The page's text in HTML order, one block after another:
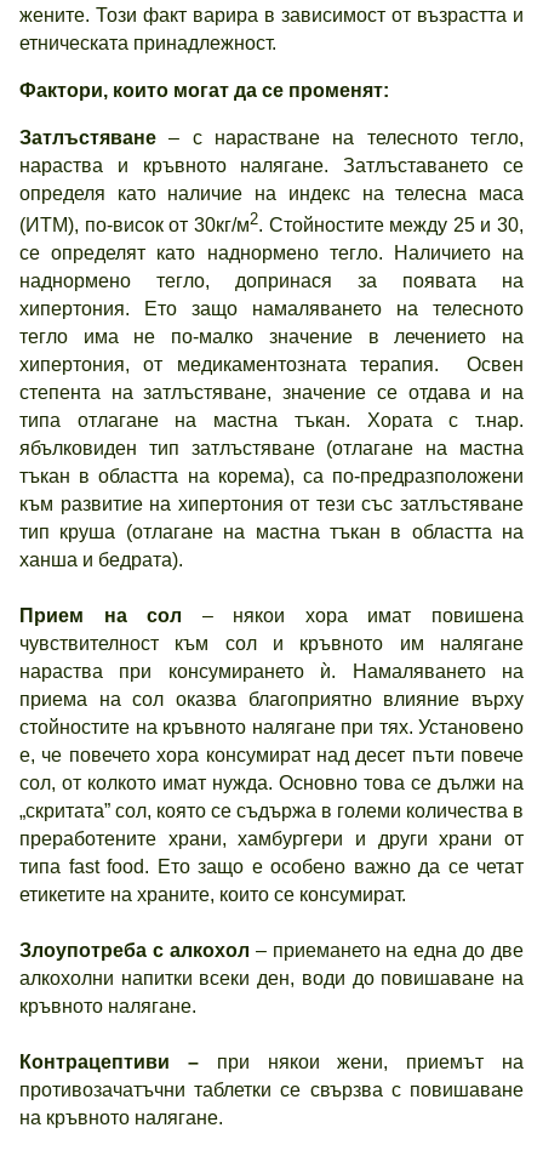
жените. Този факт варира в зависимост от възрастта и
етническата принадлежност.
Фактори, които могат да се променят:
Затлъстяване– с нарастване на телесното тегло,
нараства и кръвното налягане. Затлъставането се
определя като наличие на индекс на телесна маса
(ИТМ), по-висок от 30кг/м2. Стойностите между 25 и 30,
се определят като наднормено тегло. Наличието на
наднормено тегло, допринася за появата на
хипертония. Ето защо намаляването на телесното
тегло има не по-малко значение в лечението на
хипертония, от медикаментозната терапия. Освен
степента на затлъстяване, значение се отдава и на
типа отлагане на мастна тъкан. Хората с т.нар.
ябълковиден тип затлъстяване (отлагане на мастна
тъкан в областта на корема), са по-предразположени
към развитие на хипертония от тези със затлъстяване
тип круша (отлагане на мастна тъкан в областта на
ханша и бедрата).
Прием на сол – някои хора имат повишена
чувствителност към сол и кръвното им налягане
нараства при консумирането ѝ. Намаляването на
приема на сол оказва благоприятно влияние върху
стойностите на кръвното налягане при тях. Установено
е, че повечето хора консумират над десет пъти повече
сол, от колкото имат нужда. Основно това се дължи на
„скритата” сол, която се съдържа в големи количества в
преработените храни, хамбургери и други храни от
типа fast food. Ето защо е особено важно да се четат
етикетите на храните, които се консумират.
Злоупотреба с алкохол – приемането на една до две
алкохолни напитки всеки ден, води до повишаване на
кръвното налягане.
Контрацептиви – при някои жени, приемът на
противозачатъчни таблетки се свързва с повишаване
на кръвното налягане.